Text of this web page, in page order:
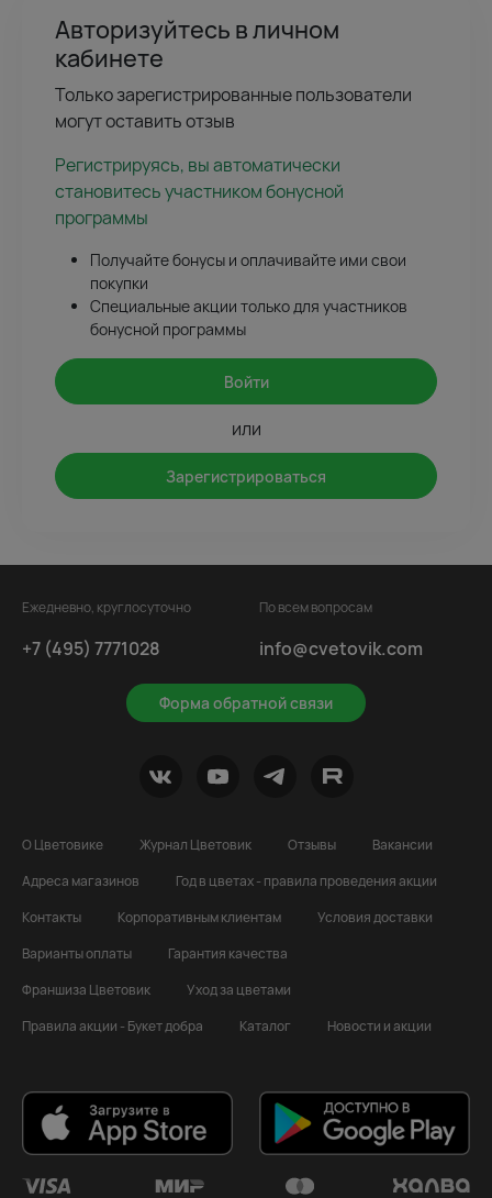
Авторизуйтесь в личном
кабинете
Только зарегистрированные пользователи
могут оставить отзыв
Регистрируясь, вы автоматически
становитесь участником бонусной
программы
Получайте бонусы и оплачивайте ими свои
покупки
Специальные акции только для участников
бонусной программы
Войти
или
Зарегистрироваться
Ежедневно, круглосуточно
+7 (495) 7771028
Форма обратной связи
По всем вопросам
info@cvetovik.com
О Цветовике Журнал Цветовик Отзывы
Вакансии
Адреса магазинов
Год в цветах - правила проведения акции
Контакты
Корпоративным клиентам
Условия доставки
Варианты оплаты
Гарантия качества
Франшиза Цветовик
Уход за цветами
Правила акции - Букет добра
Каталог Новости и акции